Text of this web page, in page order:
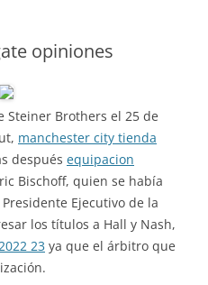
opiniones
Steiner Brothers el 25 de
manchester city tienda
después equipacion
Bischoff, quien se había
Ejecutivo de la
los títulos a Hall y Nash,
23 ya que el árbitro que